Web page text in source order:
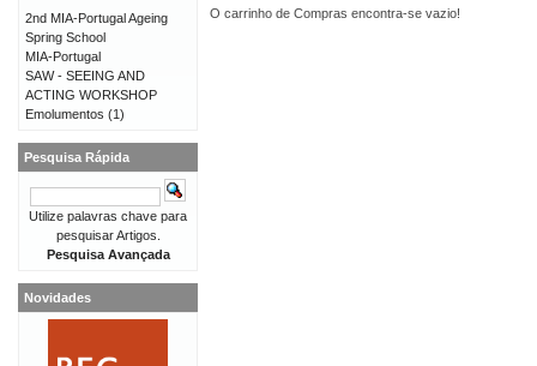
O carrinho de Compras encontra-se vazio!
2nd MIA-Portugal Ageing
Spring School
MIA-Portugal
SAW - SEEING AND
ACTING WORKSHOP
Emolumentos (1)
Pesquisa Rápida
Utilize palavras chave para
pesquisar Artigos.
Pesquisa Avançada
Novidades